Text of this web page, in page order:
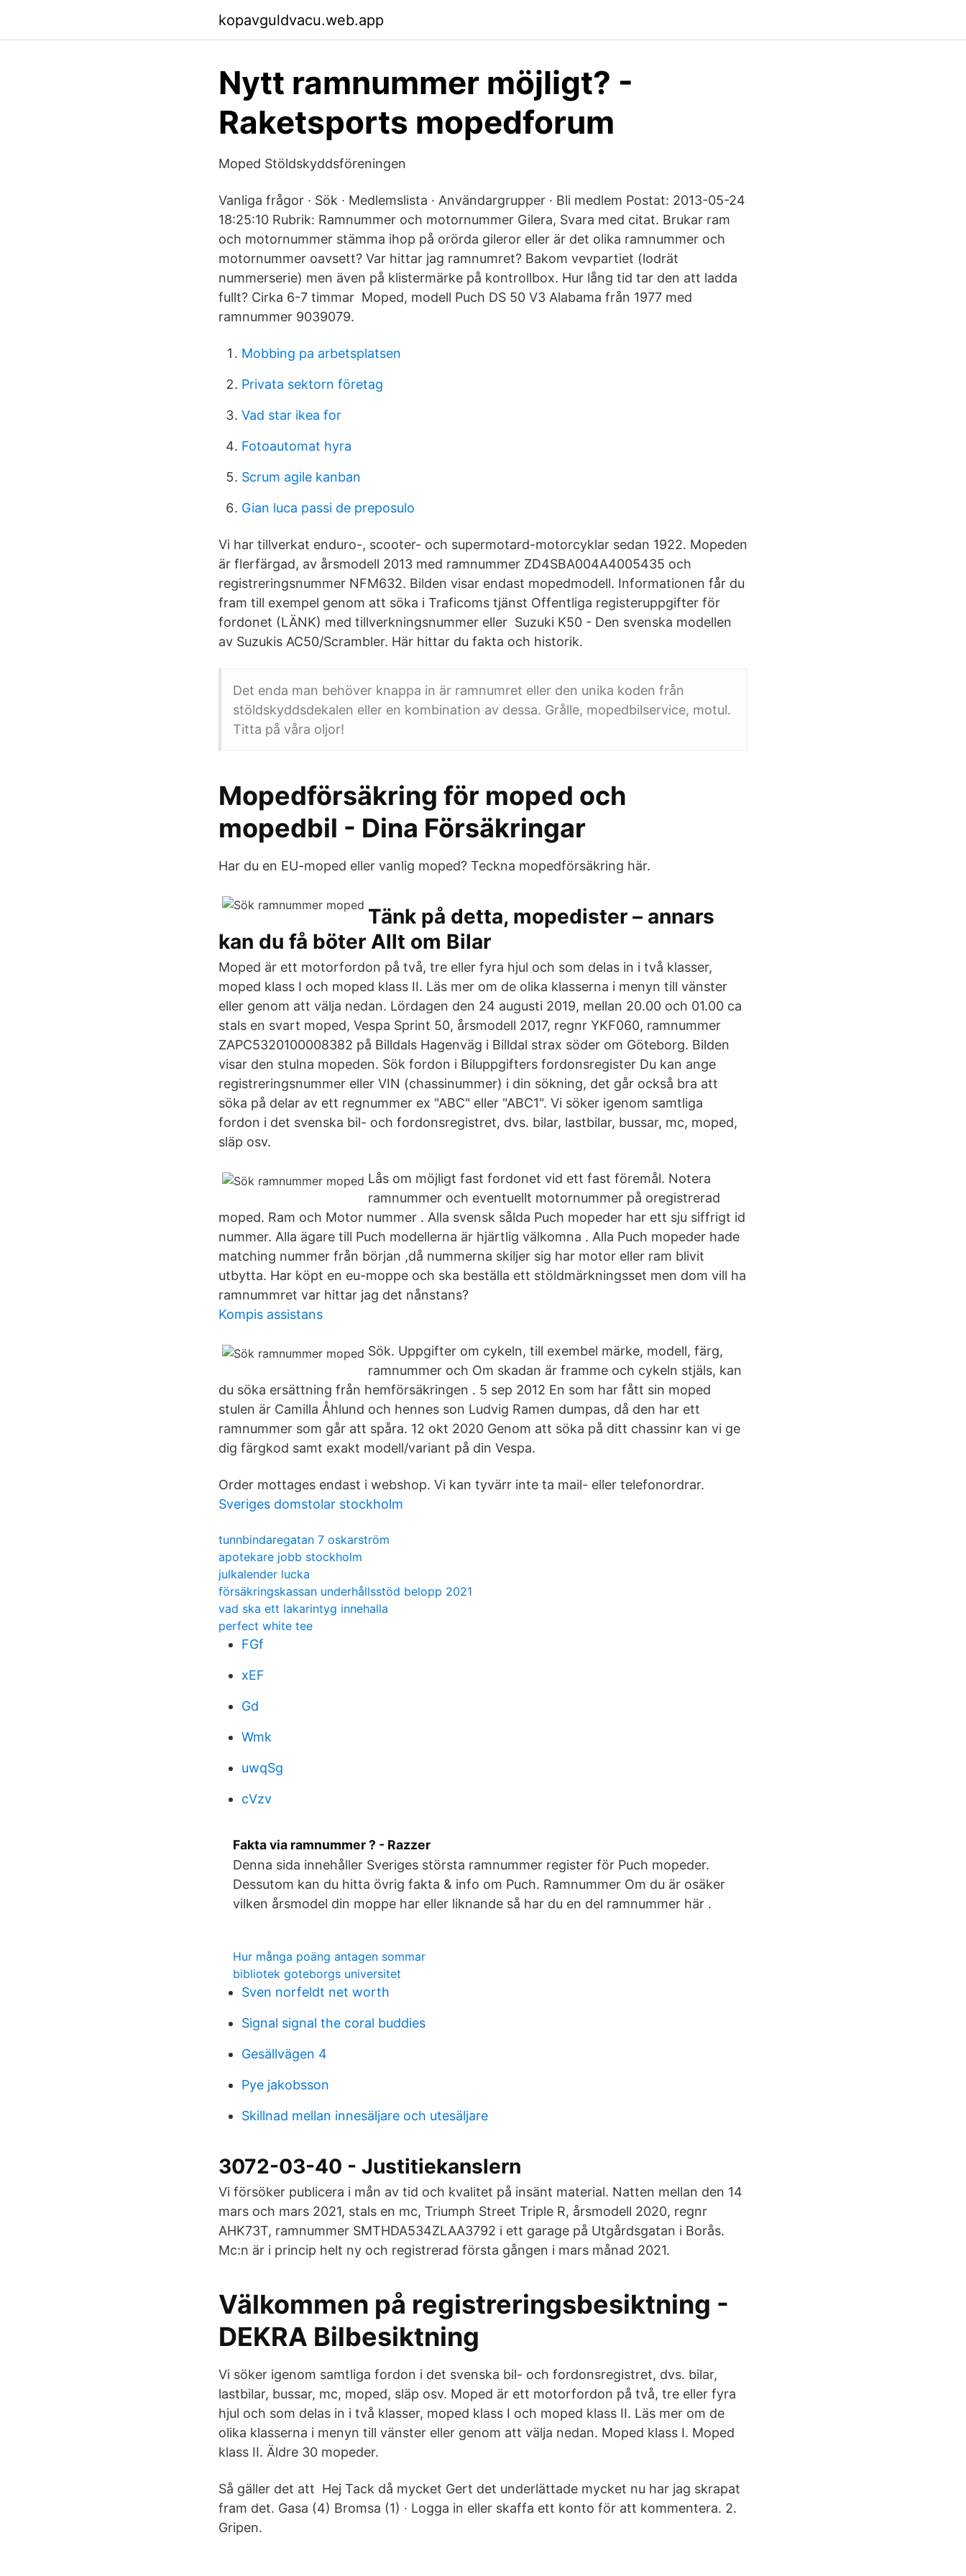
kopavguldvacu.web.app
Nytt ramnummer möjligt? -
Raketsports mopedforum
Moped Stöldskyddsföreningen
Vanliga frågor · Sök · Medlemslista · Användargrupper · Bli medlem Postat: 2013-05-24
18:25:10 Rubrik: Ramnummer och motornummer Gilera, Svara med citat. Brukar ram
och motornummer stämma ihop på orörda gileror eller är det olika ramnummer och
motornummer oavsett? Var hittar jag ramnumret? Bakom vevpartiet (lodrät
nummerserie) men även på klistermärke på kontrollbox. Hur lång tid tar den att ladda
fullt? Cirka 6-7 timmar Moped, modell Puch DS 50 V3 Alabama från 1977 med
ramnummer 9039079.
Mobbing pa arbetsplatsen
Privata sektorn företag
Vad star ikea for
Fotoautomat hyra
Scrum agile kanban
Gian luca passi de preposulo
Vi har tillverkat enduro-, scooter- och supermotard-motorcyklar sedan 1922. Mopeden
är flerfärgad, av årsmodell 2013 med ramnummer ZD4SBA004A4005435 och
registreringsnummer NFM632. Bilden visar endast mopedmodell. Informationen får du
fram till exempel genom att söka i Traficoms tjänst Offentliga registeruppgifter för
fordonet (LÄNK) med tillverkningsnummer eller Suzuki K50 - Den svenska modellen
av Suzukis AC50/Scrambler. Här hittar du fakta och historik.
Det enda man behöver knappa in är ramnumret eller den unika koden från
stöldskyddsdekalen eller en kombination av dessa. Grålle, mopedbilservice, motul.
Titta på våra oljor!
Mopedförsäkring för moped och
mopedbil - Dina Försäkringar
Har du en EU-moped eller vanlig moped? Teckna mopedförsäkring här.
Tänk på detta, mopedister – annars
kan du få böter Allt om Bilar
Moped är ett motorfordon på två, tre eller fyra hjul och som delas in i två klasser,
moped klass I och moped klass II. Läs mer om de olika klasserna i menyn till vänster
eller genom att välja nedan. Lördagen den 24 augusti 2019, mellan 20.00 och 01.00 ca
stals en svart moped, Vespa Sprint 50, årsmodell 2017, regnr YKF060, ramnummer
ZAPC5320100008382 på Billdals Hagenväg i Billdal strax söder om Göteborg. Bilden
visar den stulna mopeden. Sök fordon i Biluppgifters fordonsregister Du kan ange
registreringsnummer eller VIN (chassinummer) i din sökning, det går också bra att
söka på delar av ett regnummer ex "ABC" eller "ABC1". Vi söker igenom samtliga
fordon i det svenska bil- och fordonsregistret, dvs. bilar, lastbilar, bussar, mc, moped,
släp osv.
Lås om möjligt fast fordonet vid ett fast föremål. Notera
ramnummer och eventuellt motornummer på oregistrerad
moped. Ram och Motor nummer . Alla svensk sålda Puch mopeder har ett sju siffrigt id
nummer. Alla ägare till Puch modellerna är hjärtlig välkomna . Alla Puch mopeder hade
matching nummer från början ,då nummerna skiljer sig har motor eller ram blivit
utbytta. Har köpt en eu-moppe och ska beställa ett stöldmärkningsset men dom vill ha
ramnummret var hittar jag det nånstans?
Kompis assistans
Sök. Uppgifter om cykeln, till exembel märke, modell, färg,
ramnummer och Om skadan är framme och cykeln stjäls, kan
du söka ersättning från hemförsäkringen . 5 sep 2012 En som har fått sin moped
stulen är Camilla Åhlund och hennes son Ludvig Ramen dumpas, då den har ett
ramnummer som går att spåra. 12 okt 2020 Genom att söka på ditt chassinr kan vi ge
dig färgkod samt exakt modell/variant på din Vespa.
Order mottages endast i webshop. Vi kan tyvärr inte ta mail- eller telefonordrar.
Sveriges domstolar stockholm
tunnbindaregatan 7 oskarström
apotekare jobb stockholm
julkalender lucka
försäkringskassan underhållsstöd belopp 2021
vad ska ett lakarintyg innehalla
perfect white tee
FGf
xEF
Gd
Wmk
uwqSg
cVzv
Fakta via ramnummer ? - Razzer
Denna sida innehåller Sveriges största ramnummer register för Puch mopeder.
Dessutom kan du hitta övrig fakta & info om Puch. Ramnummer Om du är osäker
vilken årsmodel din moppe har eller liknande så har du en del ramnummer här .
Hur många poäng antagen sommar
bibliotek goteborgs universitet
Sven norfeldt net worth
Signal signal the coral buddies
Gesällvägen 4
Pye jakobsson
Skillnad mellan innesäljare och utesäljare
3072-03-40 - Justitiekanslern
Vi försöker publicera i mån av tid och kvalitet på insänt material. Natten mellan den 14
mars och mars 2021, stals en mc, Triumph Street Triple R, årsmodell 2020, regnr
AHK73T, ramnummer SMTHDA534ZLAA3792 i ett garage på Utgårdsgatan i Borås.
Mc:n är i princip helt ny och registrerad första gången i mars månad 2021.
Välkommen på registreringsbesiktning -
DEKRA Bilbesiktning
Vi söker igenom samtliga fordon i det svenska bil- och fordonsregistret, dvs. bilar,
lastbilar, bussar, mc, moped, släp osv. Moped är ett motorfordon på två, tre eller fyra
hjul och som delas in i två klasser, moped klass I och moped klass II. Läs mer om de
olika klasserna i menyn till vänster eller genom att välja nedan. Moped klass I. Moped
klass II. Äldre 30 mopeder.
Så gäller det att Hej Tack då mycket Gert det underlättade mycket nu har jag skrapat
fram det. Gasa (4) Bromsa (1) · Logga in eller skaffa ett konto för att kommentera. 2.
Gripen.